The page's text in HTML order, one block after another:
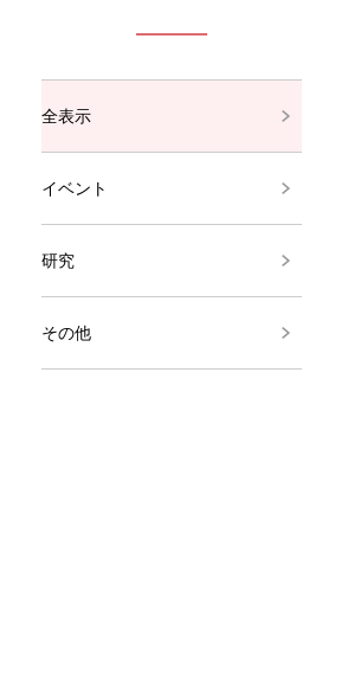
全表示
イベント
研究
その他